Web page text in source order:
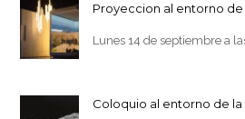
Proyeccion al entorno de
Lunes 14 de septiembre a
Coloquio al entorno de